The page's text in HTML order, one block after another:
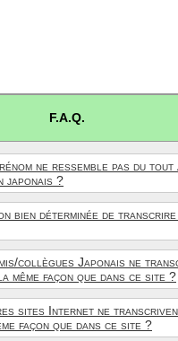
F.A.Q.
ne ressemble pas du tout
japonais ?
bien déterminée de transcrire
collègues Japonais ne
même façon que dans ce site ?
sites Internet ne
façon que dans ce site ?